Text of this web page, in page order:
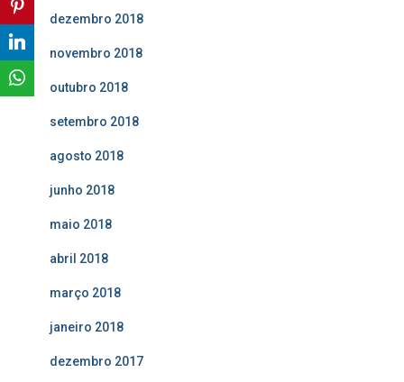
dezembro 2018
novembro 2018
outubro 2018
setembro 2018
agosto 2018
junho 2018
maio 2018
abril 2018
março 2018
janeiro 2018
dezembro 2017